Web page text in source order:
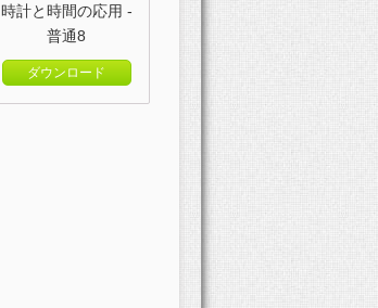
時計と時間の応用 -
普通8
ダウンロード